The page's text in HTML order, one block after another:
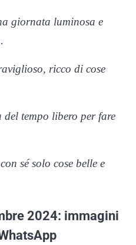
giornata luminosa e
ricco di cose
tempo libero per fare
sé solo cose belle e
2024: immagini